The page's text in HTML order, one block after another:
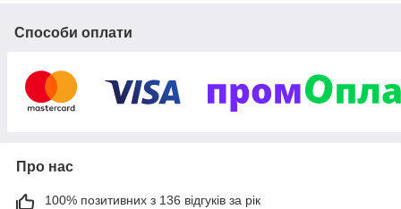
Способи оплати
Про нас
100% позитивних з 136 відгуків за рік